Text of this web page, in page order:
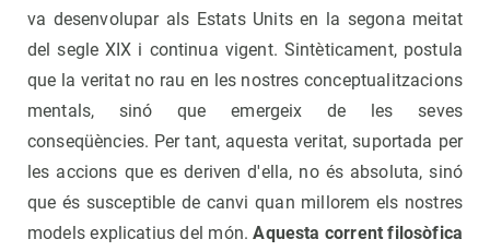
va desenvolupar als Estats Units en la segona meitat
del segle XIX i continua vigent. Sintèticament, postula
que la veritat no rau en les nostres conceptualitzacions
mentals, sinó que emergeix de les seves
conseqüències. Per tant, aquesta veritat, suportada per
les accions que es deriven d'ella, no és absoluta, sinó
que és susceptible de canvi quan millorem els nostres
models explicatius del món.Aquesta corrent filosòfica